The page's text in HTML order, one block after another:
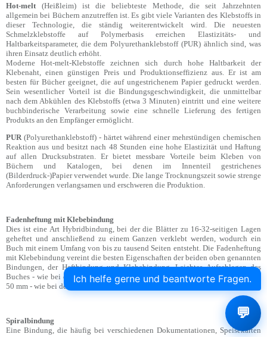
Hot-melt (Heißleim) ist die beliebteste Methode, die seit Jahrzehnten
allgemein bei Büchern anzutreffen ist. Es gibt viele Varianten des Klebstoffs in
dieser Technologie, die ständig weiterentwickelt wird. Die neuesten
Schmelzklebstoffe auf Polymerbasis erreichen Elastizitäts- und
Haltbarkeitsparameter, die dem Polyurethanklebstoff (PUR) ähnlich sind, was
ihren Einsatz deutlich erhöht.
Moderne Hot-melt-Klebstoffe zeichnen sich durch hohe Haltbarkeit der
Klebenaht, einen günstigen Preis und Produktionseffizienz aus. Er ist am
besten für Bücher geeignet, die auf ungestrichenem Papier gedruckt werden.
Sein wesentlicher Vorteil ist die Bindungsgeschwindigkeit, die unmittelbar
nach dem Abkühlen des Klebstoffs (etwa 3 Minuten) eintritt und eine weitere
buchbinderische Verarbeitung sowie eine schnelle Lieferung des fertigen
Produkts an den Empfänger ermöglicht.
PUR (Polyurethanklebstoff) - härtet während einer mehrstündigen chemischen
Reaktion aus und besitzt nach 48 Stunden eine hohe Elastizität und Haftung
auf allen Drucksubstraten. Er bietet messbare Vorteile beim Kleben von
Büchern und Katalogen, bei denen im Innenteil gestrichenes
(Bilderdruck-)Papier verwendet wurde. Die lange Trocknungszeit sowie strenge
Anforderungen verlangsamen und erschweren die Produktion.
Fadenheftung mit Klebebindung
Dies ist eine Art Hybridbindung, bei der die Blätter zu 16-32-seitigen Lagen
geheftet und anschließend zu einem Ganzen verklebt werden, wodurch ein
Buch mit einem Umfang von bis zu tausend Seiten entsteht. Die Fadenheftung
mit Klebebindung vereint die besten Eigenschaften der beiden oben genannten
Bindungen, der Heftbindung und Klebebindung. Leichtes Aufschlagen des
Buches - wie bei der Heftbindung + hohe Seitenzahl und Rückenbreite bis zu
50 mm - wie bei der Klebebindung.
Spiralbindung
Eine Bindung, die häufig bei verschiedenen Dokumentationen, Speisekarten
Ich helfe gerne und beantworte Fragen.
💬